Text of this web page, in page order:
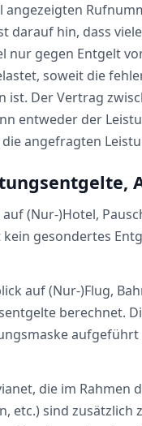
hin, dass
gegen Entgelt
soweit die
Der Vertrag
entweder der
angefragten
(Nur-)Hotel,
gesondertes
auf (Nur-)Flug,
berechnet.
die im Rahmen
etc.) sind